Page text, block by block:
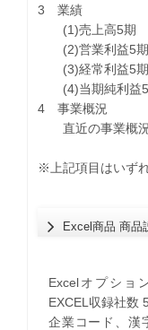
3 業績
(1)売上高5期
(2)営業利益5期
(3)経常利益5期
(4)当期純利益
4 事業概況
直近の事業概
※上記項目はいず
Excel商品 商品
Excelオプショ
EXCEL収録社数
企業コード、漢